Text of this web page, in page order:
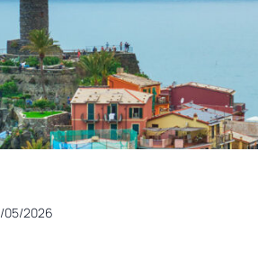
05/2026